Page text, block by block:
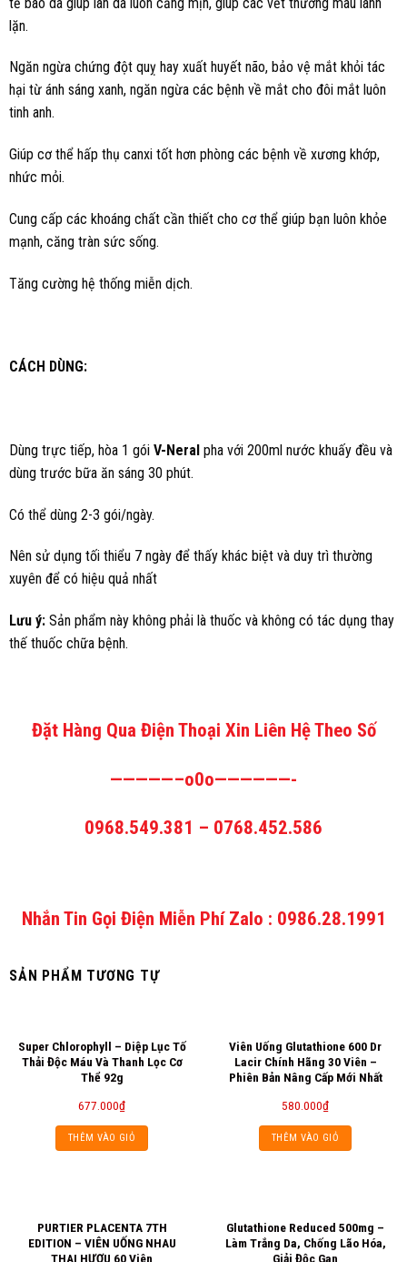
lặn.
Ngăn ngừa chứng đột quỵ hay xuất huyết não, bảo vệ mắt khỏi tác
hại từ ánh sáng xanh, ngăn ngừa các bệnh về mắt cho đôi mắt luôn
tinh anh.
Giúp cơ thể hấp thụ canxi tốt hơn phòng các bệnh về xương khớp,
nhức mỏi.
Cung cấp các khoáng chất cần thiết cho cơ thể giúp bạn luôn khỏe
mạnh, căng tràn sức sống.
Tăng cường hệ thống miễn dịch.
CÁCH DÙNG:
Dùng trực tiếp, hòa 1 gói V-Neral pha với 200ml nước khuấy đều và
dùng trước bữa ăn sáng 30 phút.
Có thể dùng 2-3 gói/ngày.
Nên sử dụng tối thiểu 7 ngày để thấy khác biệt và duy trì thường
xuyên để có hiệu quả nhất
Lưu ý: Sản phẩm này không phải là thuốc và không có tác dụng thay
thế thuốc chữa bệnh.
Đặt Hàng Qua Điện Thoại Xin Liên Hệ Theo Số
—————–o0o——————-
0968.549.381 – 0768.452.586
Nhắn Tin Gọi Điện Miễn Phí Zalo : 0986.28.1991
SẢN PHẨM TƯƠNG TỰ
Super Chlorophyll – Diệp Lục Tố
Thải Độc Máu Và Thanh Lọc Cơ
Thể 92g
677.000₫
THÊM VÀO GIỎ
Viên Uống Glutathione 600 Dr
Lacir Chính Hãng 30 Viên –
Phiên Bản Nâng Cấp Mới Nhất
580.000₫
THÊM VÀO GIỎ
PURTIER PLACENTA 7TH
EDITION – VIÊN UỐNG NHAU
THAI HƯƠU 60 Viên
Glutathione Reduced 500mg –
Làm Trắng Da, Chống Lão Hóa,
Giải Độc Gan